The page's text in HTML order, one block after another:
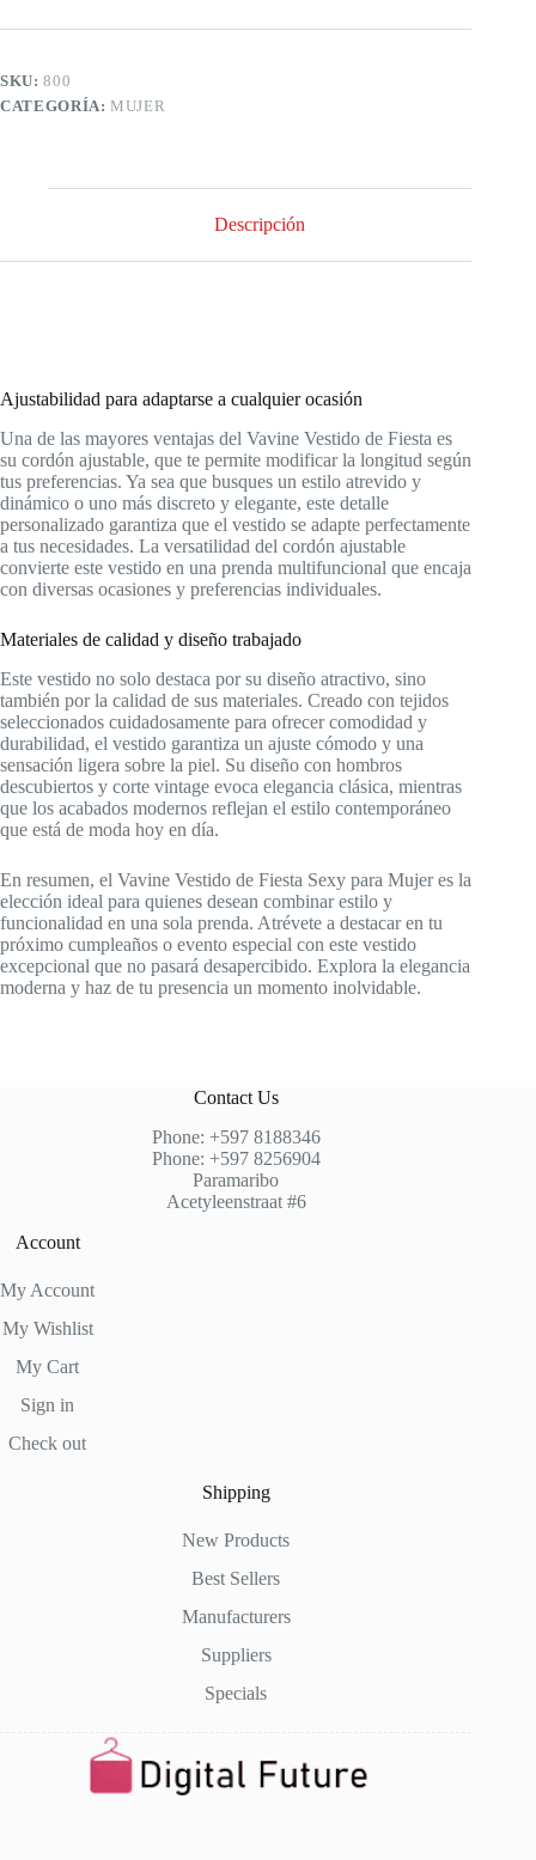
SKU:800
CATEGORÍA:MUJER
Descripción
Ajustabilidad para adaptarse a cualquier ocasión
Una de las mayores ventajas del Vavine Vestido de Fiesta es
su cordón ajustable, que te permite modificar la longitud según
tus preferencias. Ya sea que busques un estilo atrevido y
dinámico o uno más discreto y elegante, este detalle
personalizado garantiza que el vestido se adapte perfectamente
a tus necesidades. La versatilidad del cordón ajustable
convierte este vestido en una prenda multifuncional que encaja
con diversas ocasiones y preferencias individuales.
Materiales de calidad y diseño trabajado
Este vestido no solo destaca por su diseño atractivo, sino
también por la calidad de sus materiales. Creado con tejidos
seleccionados cuidadosamente para ofrecer comodidad y
durabilidad, el vestido garantiza un ajuste cómodo y una
sensación ligera sobre la piel. Su diseño con hombros
descubiertos y corte vintage evoca elegancia clásica, mientras
que los acabados modernos reflejan el estilo contemporáneo
que está de moda hoy en día.
En resumen, el Vavine Vestido de Fiesta Sexy para Mujer es la
elección ideal para quienes desean combinar estilo y
funcionalidad en una sola prenda. Atrévete a destacar en tu
próximo cumpleaños o evento especial con este vestido
excepcional que no pasará desapercibido. Explora la elegancia
moderna y haz de tu presencia un momento inolvidable.
Contact Us
Phone: +597 8188346
Phone: +597 8256904
Paramaribo
Acetyleenstraat #6
Account
My Account
My Wishlist
My Cart
Sign in
Check out
Shipping
New Products
Best Sellers
Manufacturers
Suppliers
Specials